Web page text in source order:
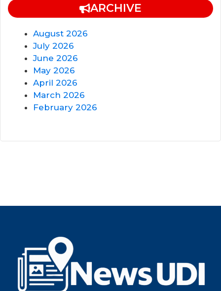
ARCHIVE
August 2026
July 2026
June 2026
May 2026
April 2026
March 2026
February 2026